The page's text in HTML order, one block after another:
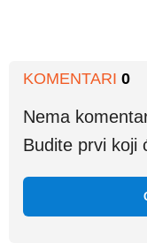
KOMENTARI 0
Nema
Budite prvi koji